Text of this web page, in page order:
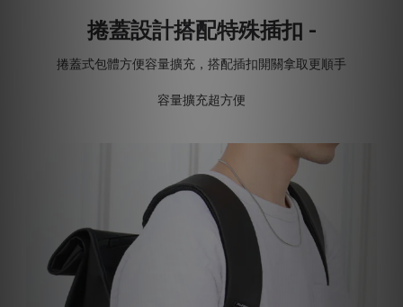
捲蓋設計搭配特殊插扣 -
捲蓋式包體方便容量擴充，搭配插扣開關拿取更順手
容量擴充超方便